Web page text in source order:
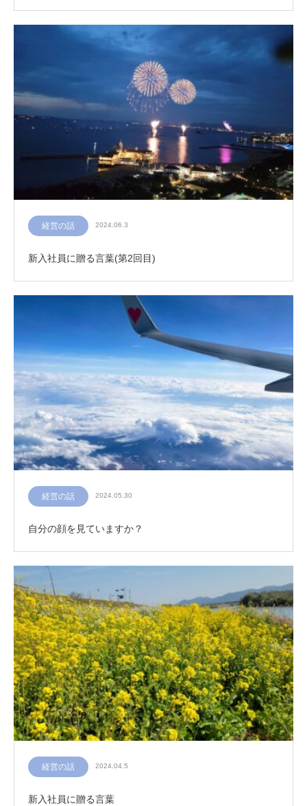
経営の話 2024.06.3
新入社員に贈る言葉(第2回目)
経営の話 2024.05.30
自分の顔を見ていますか？
経営の話 2024.04.5
新入社員に贈る言葉